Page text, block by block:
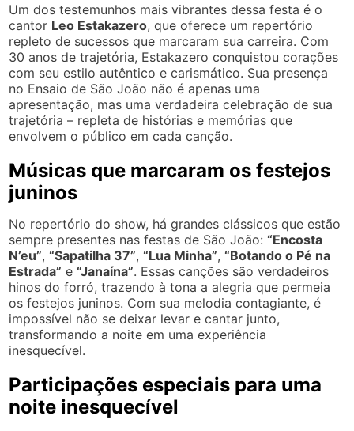
Um dos testemunhos mais vibrantes dessa festa é o
cantor Leo Estakazero, que oferece um repertório
repleto de sucessos que marcaram sua carreira. Com
30 anos de trajetória, Estakazero conquistou corações
com seu estilo autêntico e carismático. Sua presença
no Ensaio de São João não é apenas uma
apresentação, mas uma verdadeira celebração de sua
trajetória – repleta de histórias e memórias que
envolvem o público em cada canção.
Músicas que marcaram os festejos
juninos
No repertório do show, há grandes clássicos que estão
sempre presentes nas festas de São João:“Encosta
N’eu”,“Sapatilha 37”,“Lua Minha”,“Botando o Pé na
Estrada” e“Janaína”. Essas canções são verdadeiros
hinos do forró, trazendo à tona a alegria que permeia
os festejos juninos. Com sua melodia contagiante, é
impossível não se deixar levar e cantar junto,
transformando a noite em uma experiência
inesquecível.
Participações especiais para uma
noite inesquecível